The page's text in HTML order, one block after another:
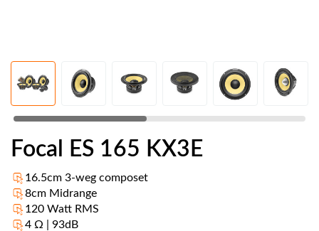
Focal ES 165 KX3E
16.5cm 3-weg composet
8cm Midrange
120 Watt RMS
4 Ω | 93dB